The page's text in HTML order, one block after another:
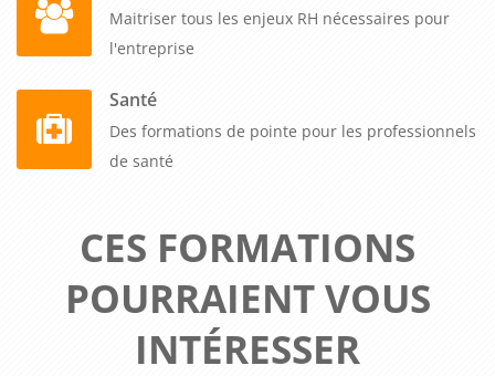
Maitriser tous les enjeux RH nécessaires pour
l'entreprise
Santé
Des formations de pointe pour les professionnels
de santé
CES FORMATIONS
POURRAIENT VOUS
INTÉRESSER